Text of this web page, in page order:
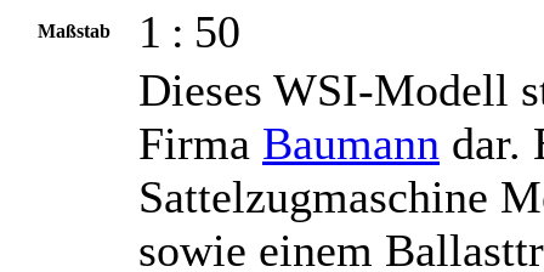
Maßstab 1 : 50
Dieses WSI-Modell
Firma Baumann dar.
Sattelzugmaschine
sowie einem